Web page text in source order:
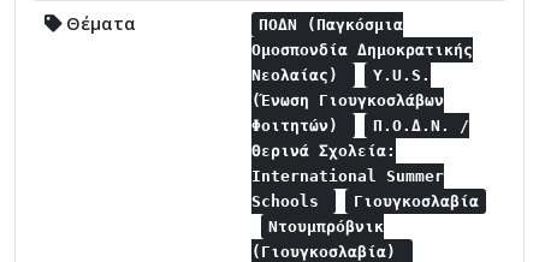
Θέματα
ΠΟΔΝ (Παγκόσμια
Ομοσπονδία Δημοκρατικής
Νεολαίας)
Y.U.S.
(Ένωση Γιουγκοσλάβων
Φοιτητών)
Π.Ο.Δ.Ν. /
Θερινά Σχολεία:
International Summer
Schools
Γιουγκοσλαβία
Ντουμπρόβνικ
(Γιουγκοσλαβία)